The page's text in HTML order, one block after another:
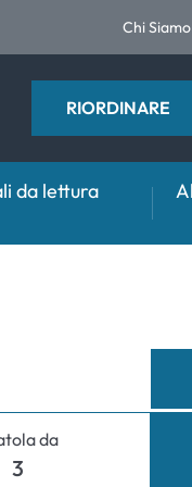
Chi Siamo
RIORDINARE
l'utilizzo
da lettura
da
3